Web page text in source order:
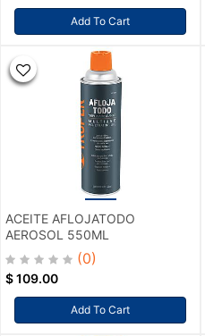
Add To Cart
ACEITE AFLOJATODO
AEROSOL 550ML
(0)
$109.00
Add To Cart